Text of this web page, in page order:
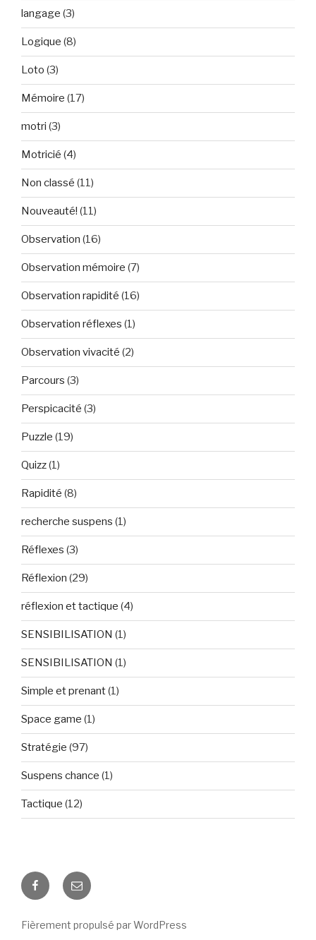
langage (3)
Logique (8)
Loto (3)
Mémoire (17)
motri (3)
Motricié (4)
Non classé (11)
Nouveauté! (11)
Observation (16)
Observation mémoire (7)
Observation rapidité (16)
Observation réflexes (1)
Observation vivacité (2)
Parcours (3)
Perspicacité (3)
Puzzle (19)
Quizz(1)
Rapidité (8)
recherche suspens (1)
Réflexes (3)
Réflexion (29)
réflexion et tactique (4)
SENSIBILISATION (1)
SENSIBILISATION (1)
Simple et prenant(1)
Space game (1)
Stratégie (97)
Suspens chance (1)
Tactique (12)
Facebook
E-
mail
Fièrement propulsé par WordPress